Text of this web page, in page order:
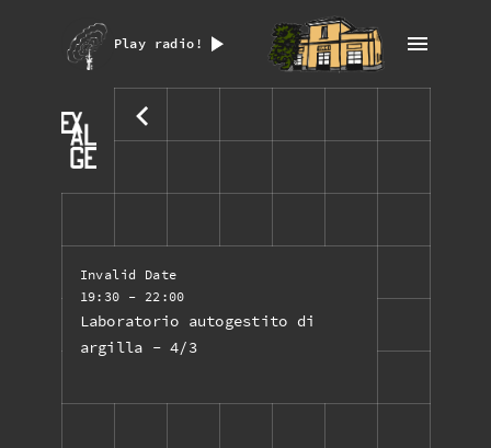
Play radio!
Invalid Date
19:30 - 22:00
Laboratorio autogestito di
argilla - 4/3